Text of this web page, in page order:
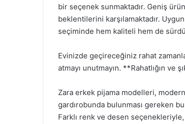
bir seçenek sunmaktadır. Geniş
beklentilerini karşılamaktadır.
seçiminde hem kaliteli hem de
Evinizde geçireceğiniz rahat
atmayı unutmayın. **Rahatlığın ve
Zara erkek pijama modelleri,
gardırobunda bulunması gereken
Farklı renk ve desen